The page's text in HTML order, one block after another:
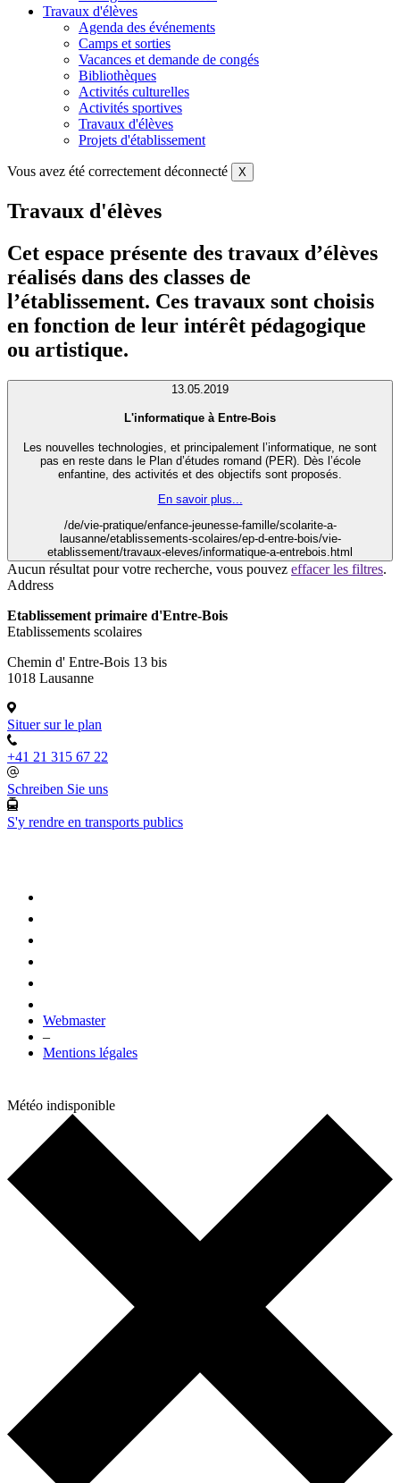
Travaux d'élèves
Agenda des événements
Camps et sorties
Vacances et demande de congés
Bibliothèques
Activités culturelles
Activités sportives
Travaux d'élèves
Projets d'établissement
Vous avez été correctement déconnecté X
Travaux d'élèves
Cet espace présente des travaux d’élèves
réalisés dans des classes de
l’établissement. Ces travaux sont choisis
en fonction de leur intérêt pédagogique
ou artistique.
13.05.2019
L'informatique à Entre-Bois
Les nouvelles technologies, et principalement l’informatique, ne sont
pas en reste dans le Plan d’études romand (PER). Dès l’école
enfantine, des activités et des objectifs sont proposés.
En savoir plus...
/de/vie-pratique/enfance-jeunesse-famille/scolarite-a-
lausanne/etablissements-scolaires/ep-d-entre-bois/vie-
etablissement/travaux-eleves/informatique-a-entrebois.html
Aucun résultat pour votre recherche, vous pouvez effacer les filtres.
Address
Etablissement primaire d'Entre-Bois
Etablissements scolaires
Chemin d' Entre-Bois 13 bis
1018 Lausanne
Situer sur le plan
+41 21 315 67 22
Schreiben Sie uns
S'y rendre en transports publics
Webmaster
–
Mentions légales
Météo indisponible